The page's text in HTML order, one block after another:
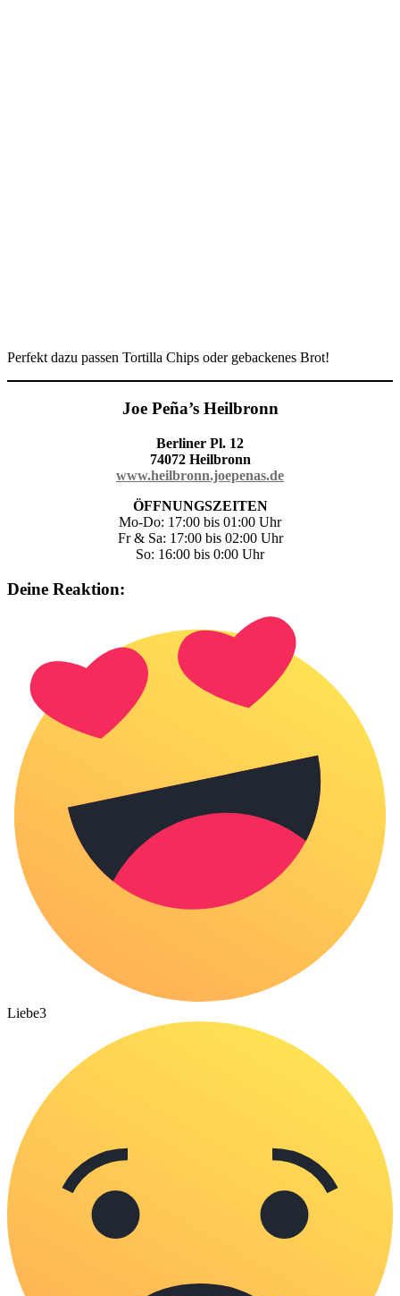
Perfekt dazu passen Tortilla Chips oder gebackenes Brot!
Joe Peña’s Heilbronn
Berliner Pl. 12
74072 Heilbronn
www.heilbronn.joepenas.de
ÖFFNUNGSZEITEN
Mo-Do: 17:00 bis 01:00 Uhr
Fr & Sa: 17:00 bis 02:00 Uhr
So: 16:00 bis 0:00 Uhr
Deine Reaktion:
Liebe3